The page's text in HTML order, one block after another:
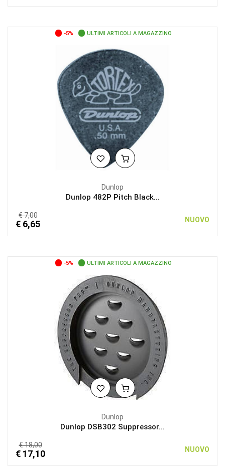
-5% ULTIMI ARTICOLI A MAGAZZINO
Dunlop
Dunlop 482P Pitch Black...
€ 7,00
€ 6,65 NUOVO
-5% ULTIMI ARTICOLI A MAGAZZINO
Dunlop
Dunlop DSB302 Suppressor...
€ 18,00
€ 17,10 NUOVO